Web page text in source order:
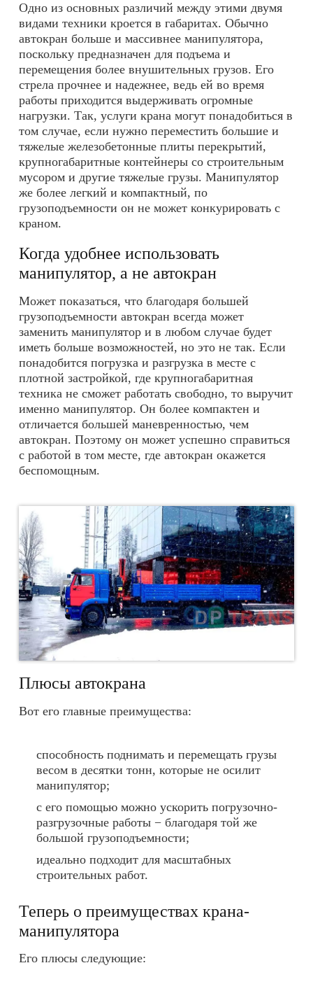
Одно из основных различий между этими двумя
видами техники кроется в габаритах. Обычно
автокран больше и массивнее манипулятора,
поскольку предназначен для подъема и
перемещения более внушительных грузов. Его
стрела прочнее и надежнее, ведь ей во время
работы приходится выдерживать огромные
нагрузки. Так, услуги крана могут понадобиться в
том случае, если нужно переместить большие и
тяжелые железобетонные плиты перекрытий,
крупногабаритные контейнеры со строительным
мусором и другие тяжелые грузы. Манипулятор
же более легкий и компактный, по
грузоподъемности он не может конкурировать с
краном.
Когда удобнее использовать
манипулятор, а не автокран
Может показаться, что благодаря большей
грузоподъемности автокран всегда может
заменить манипулятор и в любом случае будет
иметь больше возможностей, но это не так. Если
понадобится погрузка и разгрузка в месте с
плотной застройкой, где крупногабаритная
техника не сможет работать свободно, то выручит
именно манипулятор. Он более компактен и
отличается большей маневренностью, чем
автокран. Поэтому он может успешно справиться
с работой в том месте, где автокран окажется
беспомощным.
Плюсы автокрана
Вот его главные преимущества:
способность поднимать и перемещать грузы
весом в десятки тонн, которые не осилит
манипулятор;
с его помощью можно ускорить погрузочно-
разгрузочные работы − благодаря той же
большой грузоподъемности;
идеально подходит для масштабных
строительных работ.
Теперь о преимуществах крана-
манипулятора
Его плюсы следующие: